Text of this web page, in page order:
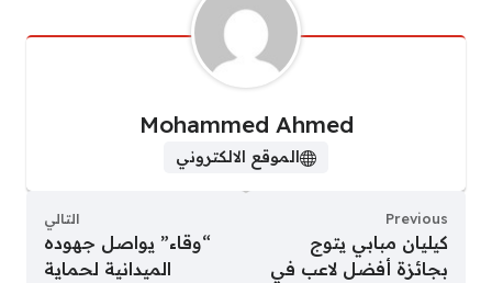
Mohammed Ahmed
الموقع الالكتروني
Previous
كيليان مبابي يتوج
بجائزة أفضل لاعب في
التالي
“وقاء” يواصل جهوده
الميدانية لحماية